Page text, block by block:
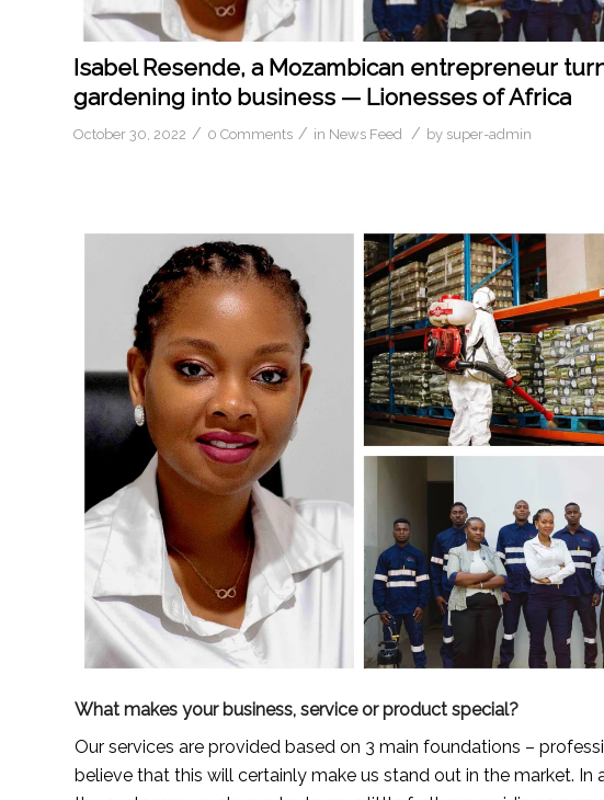
Isabel Resende, a Mozambican entrepreneur
gardening into business — Lionesses of Africa
October 30, 2022 / 0 Comments / in News Feed / by super-admin
What makes your business, service or product special?
Our services are provided based on 3 main foundations –
believe that this will certainly make us stand out in the market.